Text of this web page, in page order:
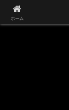
ホーム